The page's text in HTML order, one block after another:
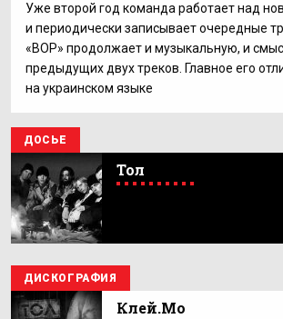
Уже второй год команда работает над
и периодически записывает очередные
«ВОР» продолжает и музыкальную, и
предыдущих двух треков. Главное его
на украинском языке
ДОСЬЕ
Тол
ДИСКОГРАФИЯ
Клей.Мо